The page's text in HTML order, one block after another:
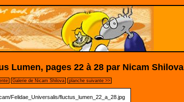
Lumen, pages 22 à 28 par Nicam Shilova
Galerie de Nicam Shilova planche suivante >>